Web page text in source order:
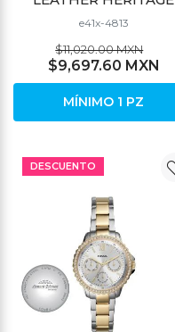
e41x-4813
$11,020.00 MXN
$9,697.60 MXN
MÍNIMO 1 PZ
DESCUENTO